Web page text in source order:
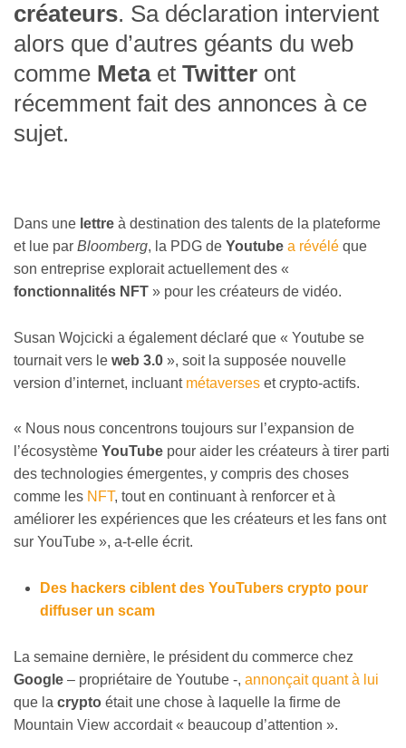
créateurs. Sa déclaration intervient
alors que d’autres géants du web
comme Metaet Twitter ont
récemment fait des annonces à ce
sujet.
Dans une lettre à destination des talents de la plateforme
et lue par Bloomberg, la PDG de Youtube a révélé que
son entreprise explorait actuellement des «
fonctionnalités NFT » pour les créateurs de vidéo.
Susan Wojcicki a également déclaré que « Youtube se
tournait vers le web 3.0 », soit la supposée nouvelle
version d’internet, incluant métaverses et crypto-actifs.
« Nous nous concentrons toujours sur l’expansion de
l’écosystème YouTube pour aider les créateurs à tirer parti
des technologies émergentes, y compris des choses
comme les NFT, tout en continuant à renforcer et à
améliorer les expériences que les créateurs et les fans ont
sur YouTube », a-t-elle écrit.
Des hackers ciblent des YouTubers crypto pour
diffuser un scam
La semaine dernière, le président du commerce chez
Google – propriétaire de Youtube -, annonçait quant à lui
que la crypto était une chose à laquelle la firme de
Mountain View accordait « beaucoup d’attention ».